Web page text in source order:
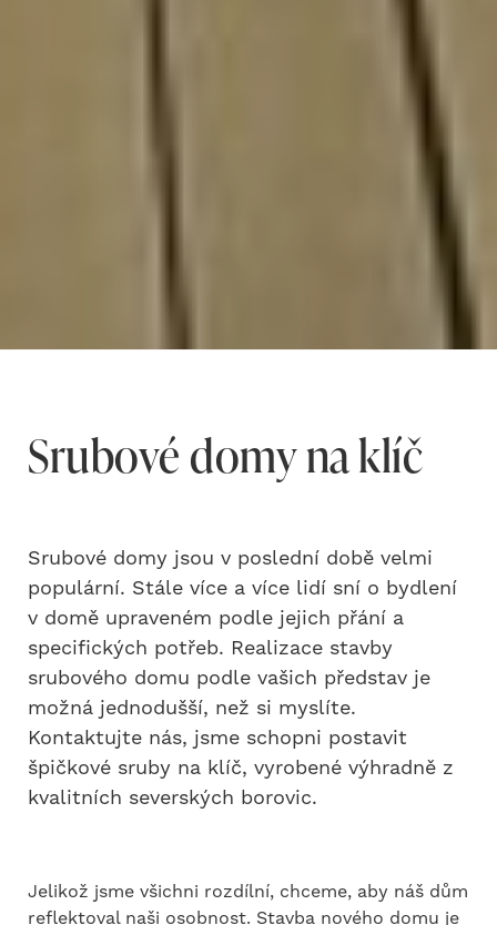
Srubové domy na klíč
Srubové domy jsou v poslední době velmi
populární. Stále více a více lidí sní o bydlení
v domě upraveném podle jejich přání a
specifických potřeb. Realizace stavby
srubového domu podle vašich představ je
možná jednodušší, než si myslíte.
Kontaktujte nás, jsme schopni postavit
špičkové sruby na klíč, vyrobené výhradně z
kvalitních severských borovic.
Jelikož jsme všichni rozdílní, chceme, aby náš dům
reflektoval naši osobnost. Stavba nového domu je